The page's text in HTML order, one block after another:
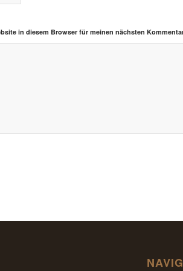
in diesem Browser für meinen nächsten